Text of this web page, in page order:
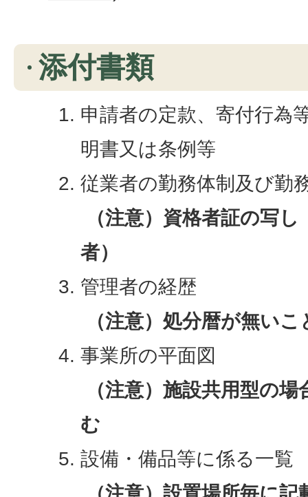
添付書類
申請者の定款、寄付行為
明書又は条例等
従業者の勤務体制及び勤
（注意）資格者証の写
者）
管理者の経歴
（注意）処分暦が無いこ
事業所の平面図
（注意）施設共用型の
む
設備・備品等に係る一覧